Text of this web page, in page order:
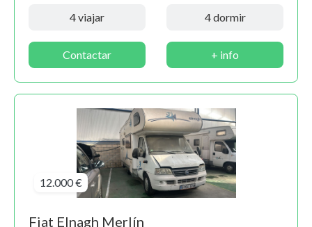
4 viajar 4 dormir
Contactar + info
12.000 €
Fiat Elnagh Merlín